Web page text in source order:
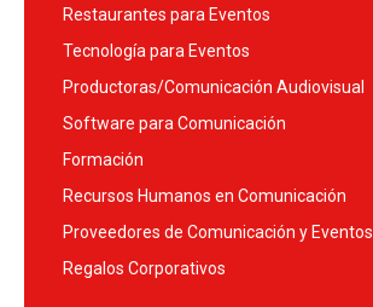
Restaurantes para Eventos
Tecnología para Eventos
Productoras/Comunicación Audiovisual
Software para Comunicación
Formación
Recursos Humanos en Comunicación
Proveedores de Comunicación y Eventos
Regalos Corporativos